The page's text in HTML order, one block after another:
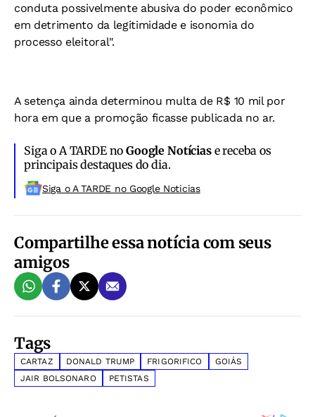
conduta possivelmente abusiva do poder econômico
em detrimento da legitimidade e isonomia do
processo eleitoral".
A setença ainda determinou multa de R$ 10 mil por
hora em que a promoção ficasse publicada no ar.
Siga o A TARDE noGoogle Notíciase receba os
principais destaques do dia.
Siga o A TARDE no Google Noticias
Compartilhe essa notícia com seus
amigos
Tags
CARTAZ DONALD TRUMP FRIGORIFICO
GOIÁS
JAIR BOLSONARO
PETISTAS